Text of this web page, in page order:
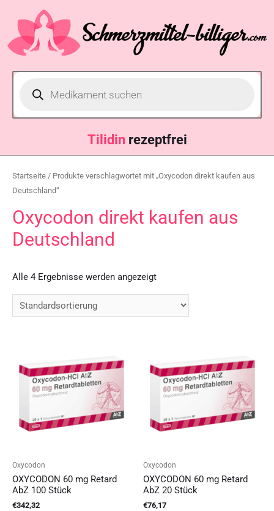
Tilidin rezeptfrei
Startseite / Produkte verschlagwortet mit „Oxycodon direkt kaufen aus
Deutschland“
Oxycodon direkt kaufen aus
Deutschland
Alle 4 Ergebnisse werden angezeigt
Oxycodon
OXYCODON 60 mg Retard
AbZ 100 Stück
€342,32
Oxycodon
OXYCODON 60 mg Retard
AbZ 20 Stück
€76,17